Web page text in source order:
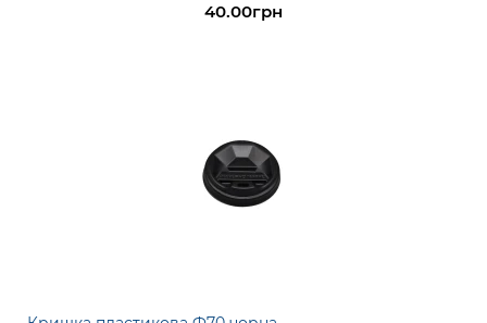
40.00грн